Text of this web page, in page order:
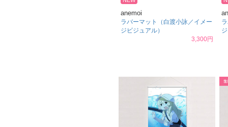
anemoi
ラバーマット（白渡小詠／イメー
ジビジュアル）
3,300円